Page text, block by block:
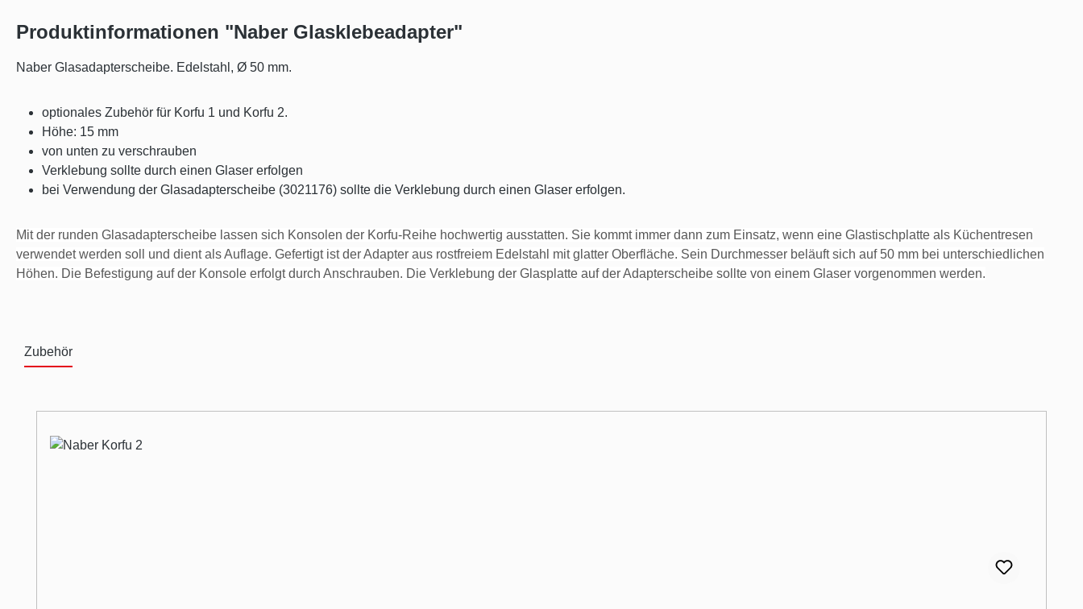
Produktinformationen "Naber Glasklebeadapter"
Naber Glasadapterscheibe. Edelstahl, Ø 50 mm.
optionales Zubehör für Korfu 1 und Korfu 2.
Höhe: 15 mm
von unten zu verschrauben
Verklebung sollte durch einen Glaser erfolgen
bei Verwendung der Glasadapterscheibe (3021176) sollte die Verklebung durch einen Glaser erfolgen.
Mit der runden Glasadapterscheibe lassen sich Konsolen der Korfu-Reihe hochwertig ausstatten. Sie kommt immer dann zum Einsatz, wenn eine Glastischplatte als Küchentresen
verwendet werden soll und dient als Auflage. Gefertigt ist der Adapter aus rostfreiem Edelstahl mit glatter Oberfläche. Sein Durchmesser beläuft sich auf 50 mm bei unterschiedlichen
Höhen. Die Befestigung auf der Konsole erfolgt durch Anschrauben. Die Verklebung der Glasplatte auf der Adapterscheibe sollte von einem Glaser vorgenommen werden.
Zubehör